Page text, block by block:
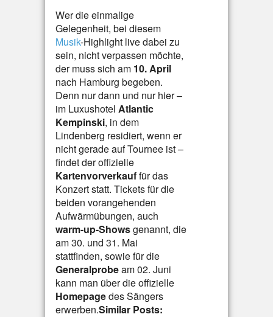
Wer die einmalige
Gelegenheit, bei diesem
Musik-Highlight live dabei zu
sein, nicht verpassen möchte,
der muss sich am 10. April
nach Hamburg begeben.
Denn nur dann und nur hier –
im Luxushotel Atlantic
Kempinski, in dem
Lindenberg residiert, wenn er
nicht gerade auf Tournee ist –
findet der offizielle
Kartenvorverkauffür das
Konzert statt. Tickets für die
beiden vorangehenden
Aufwärmübungen, auch
warm-up-Showsgenannt, die
am 30. und 31. Mai
stattfinden, sowie für die
Generalprobeam 02. Juni
kann man über die offizielle
Homepagedes Sängers
erwerben.Similar Posts: